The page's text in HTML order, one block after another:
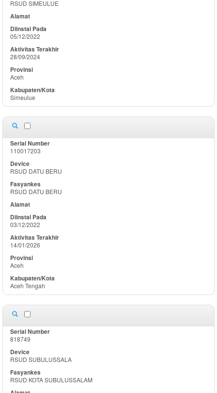
RSUD SIMEULUE
05/12/2022
28/09/2024
Aceh
Simeulue
110017203
RSUD DATU BERU
RSUD DATU BERU
03/12/2022
14/01/2026
Aceh
Aceh Tengah
818749
RSUD SUBULUSSALA
RSUD KOTA SUBULUSSALAM